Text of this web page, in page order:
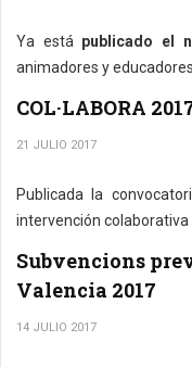
Ya está publicado el
animadores y
COL·LABORA
21 JULIO 2017
Publicada la
intervención colaborativa
Subvencions
Valencia 2017
14 JULIO 2017